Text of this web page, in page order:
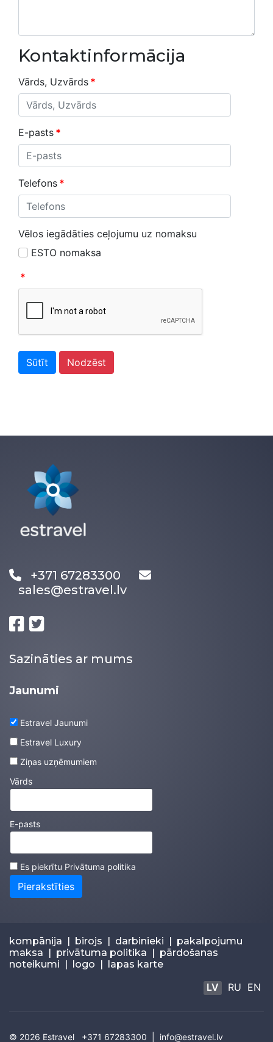
Kontaktinformācija
Vārds, Uzvārds *
E-pasts *
Telefons *
Vēlos iegādāties ceļojumu uz nomaksu
ESTO nomaksa
*
Sūtīt Nodzēst
+371 67283300
sales@estravel.lv
Sazināties ar mums
Jaunumi
Estravel Jaunumi
Estravel Luxury
Ziņas uzņēmumiem
Vārds
E-pasts
Es piekrītu Privātuma politika
Pierakstīties
kompānija | birojs | darbinieki | pakalpojumu
maksa | privātuma politika | pārdošanas
noteikumi | logo | lapas karte
LV RU EN
© 2026 Estravel +371 67283300 | info@estravel.lv